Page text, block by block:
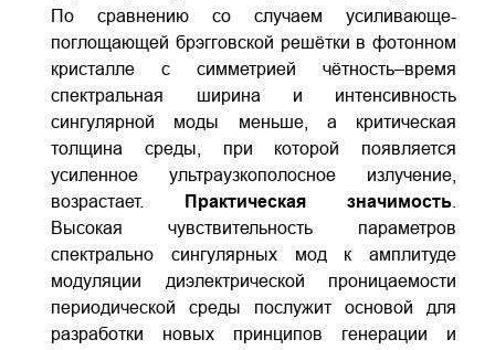
По сравнению со случаем усиливающе-
поглощающей брэгговской решётки в фотонном
кристалле с симметрией чётность–время
спектральная ширина и интенсивность
сингулярной моды меньше, а критическая
толщина среды, при которой появляется
усиленное ультраузкополосное излучение,
возрастает.
Практическая значимость
Высокая чувствительность параметров
спектрально сингулярных мод к амплитуде
модуляции диэлектрической проницаемости
периодической среды послужит основой для
разработки новых принципов генерации и